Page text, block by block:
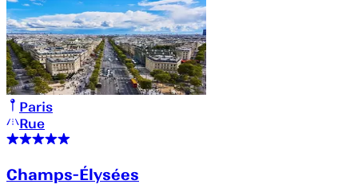
Paris
Rue
Champs-Élysées